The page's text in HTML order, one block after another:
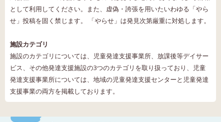
として利用してください。また、虚偽・誇張を用いたいわゆる「やら
せ」投稿を固く禁じます。 「やらせ」は発見次第厳重に対処します。
施設カテゴリ
施設のカテゴリについては、児童発達支援事業所、放課後等デイサー
ビス、その他発達支援施設の3つのカテゴリを取り扱っており、児童
発達支援事業所については、地域の児童発達支援センターと児童発達
支援事業の両方を掲載しております。